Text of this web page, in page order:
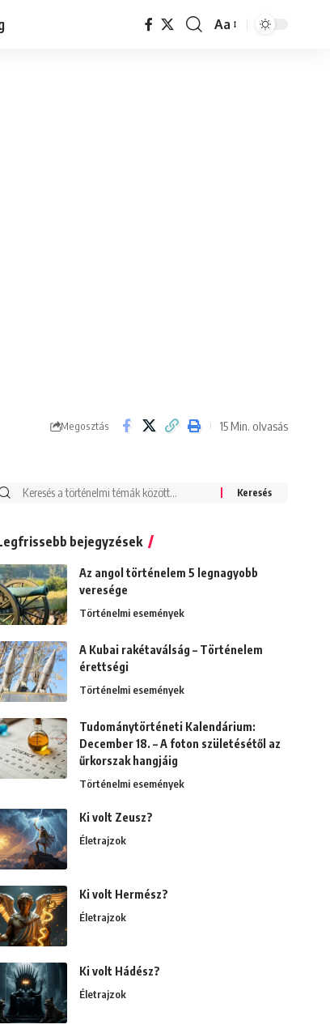
Font
Aa
Megosztás 15 Min. olvasás
Search
bejegyzések
Az angol történelem 5 legnagyobb
veresége
Történelmi események
A Kubai rakétaválság – Történelem
érettségi
Történelmi események
Tudománytörténeti Kalendárium:
December 18. – A foton születésétől az
űrkorszak hangjáig
Történelmi események
Ki volt Zeusz?
Életrajzok
Ki volt Hermész?
Életrajzok
Ki volt Hádész?
Életrajzok